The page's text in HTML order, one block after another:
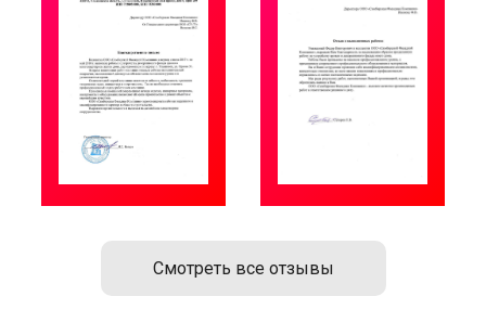
Смотреть все отзывы